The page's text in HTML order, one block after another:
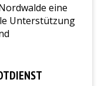
eine
Unterstützung